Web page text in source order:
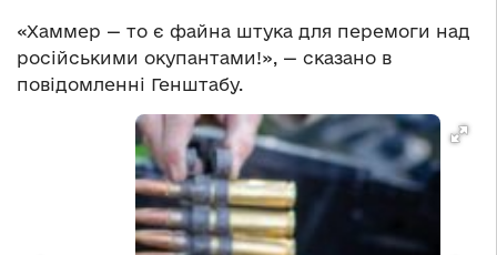
«Хаммер — то є файна штука для перемоги над
російськими окупантами!», — сказано в
повідомленні Генштабу.